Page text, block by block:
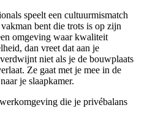
speelt een cultuurmismatch
bent die trots is op zijn
omgeving waar kwaliteit
dan vreet dat aan je
niet als je de bouwplaats
Ze gaat met je mee in de
je slaapkamer.
die je privébalans